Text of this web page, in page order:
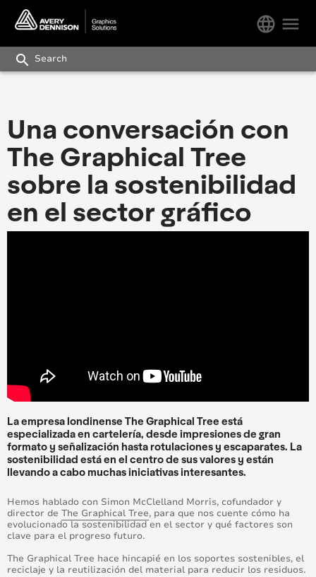
menu
language
search
Una conversación con
The Graphical Tree
sobre la sostenibilidad
en el sector gráfico
La empresa londinense The Graphical Tree está
especializada en cartelería, desde impresiones de gran
formato y señalización hasta rotulaciones y escaparates. La
sostenibilidad está en el centro de sus valores y están
llevando a cabo muchas iniciativas interesantes.
Hemos hablado con Simon McClelland Morris, cofundador y
director de The Graphical Tree, para que nos cuente cómo ha
evolucionado la sostenibilidad en el sector y qué factores son
clave para el progreso futuro.
The Graphical Tree hace hincapié en los soportes sostenibles, el
reciclaje y la reutilización del material para reducir los residuos.